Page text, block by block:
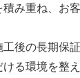
積み重ね、お
工後の長期保
る環境を整え